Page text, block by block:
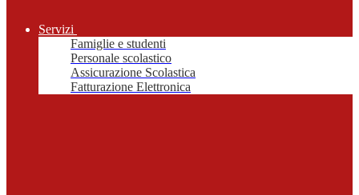
Servizi
Famiglie e studenti
Personale scolastico
Assicurazione Scolastica
Fatturazione Elettronica